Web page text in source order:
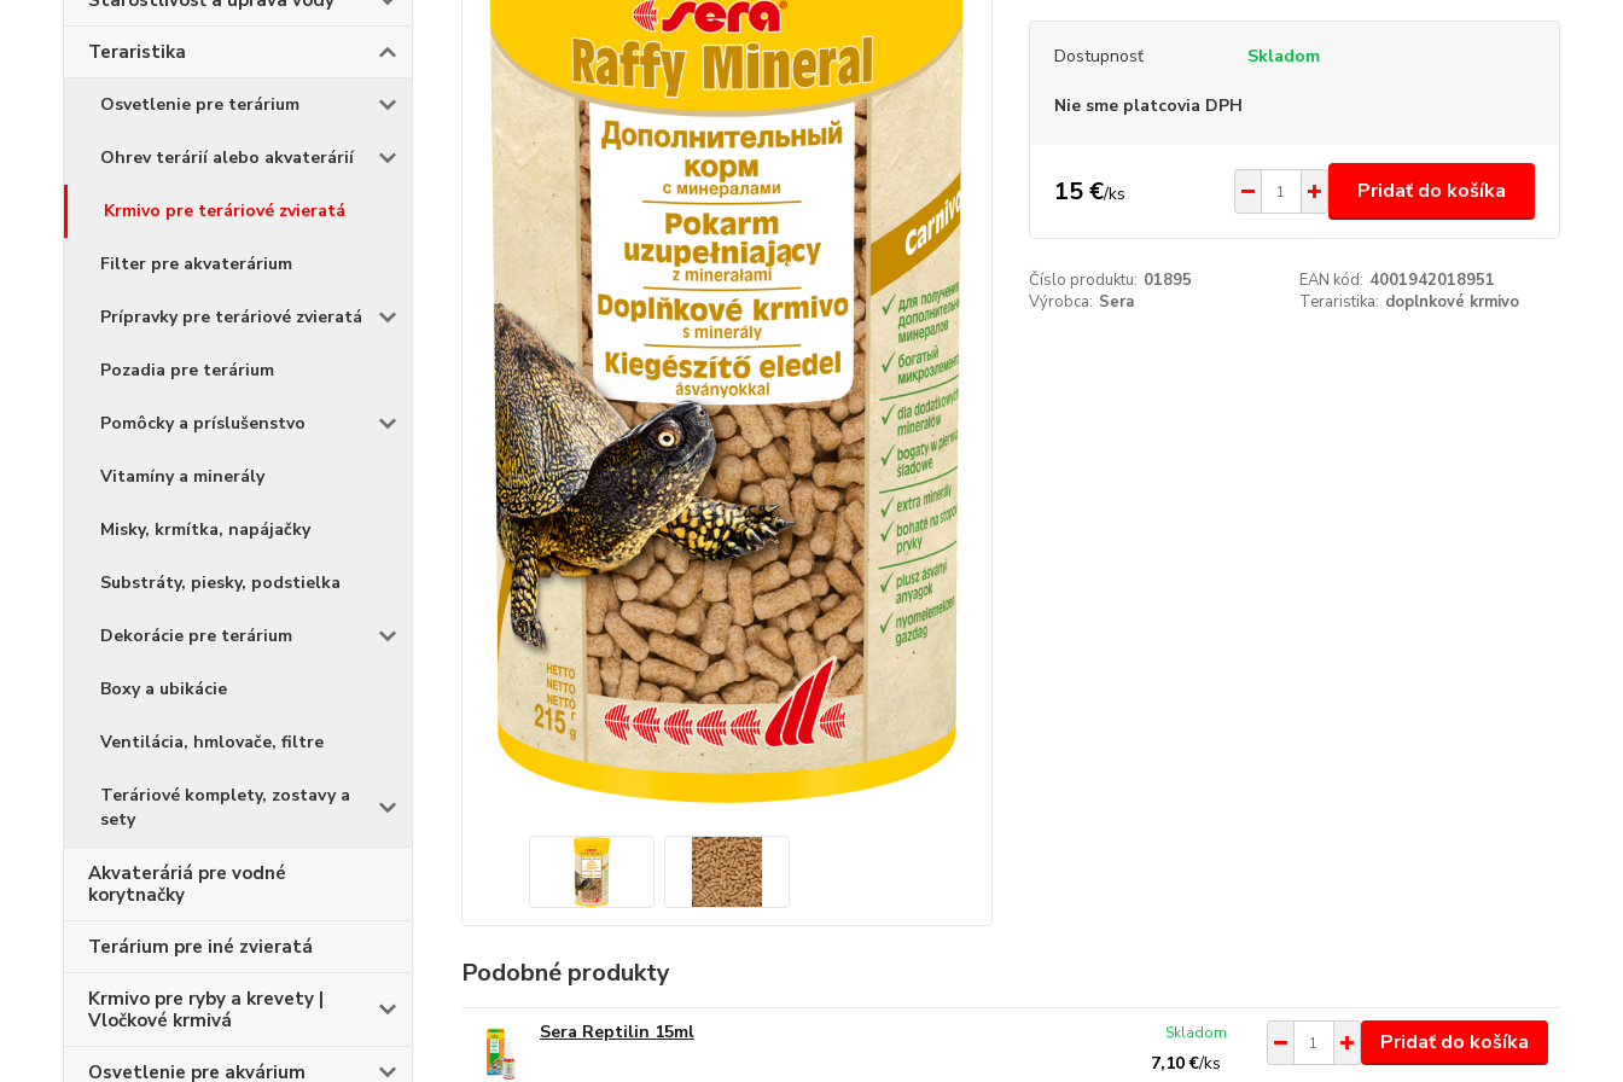
Teraristika
Osvetlenie pre terárium
Ohrev terárií alebo akvaterárií
Krmivo pre teráriové zvieratá
Filter pre akvaterárium
Prípravky pre teráriové zvieratá
Pozadia pre terárium
Pomôcky a príslušenstvo
Vitamíny a minerály
Misky, krmítka, napájačky
Substráty, piesky, podstielka
Dekorácie pre terárium
Boxy a ubikácie
Ventilácia, hmlovače, filtre
Teráriové komplety, zostavy a
sety
Akvateráriá pre vodné
korytnačky
Terárium pre iné zvieratá
Krmivo pre ryby a krevety |
Vločkové krmivá
Osvetlenie pre akvárium
Dostupnosť Skladom
Nie sme platcovia DPH
15 €/ks Pridať do košíka
Číslo produktu: 01895 EAN kód: 4001942018951
Výrobca: Sera Teraristika: doplnkové krmivo
Podobné produkty
Sera Reptilin 15ml
7,10 €/ks
Skladom Pridať do košíka